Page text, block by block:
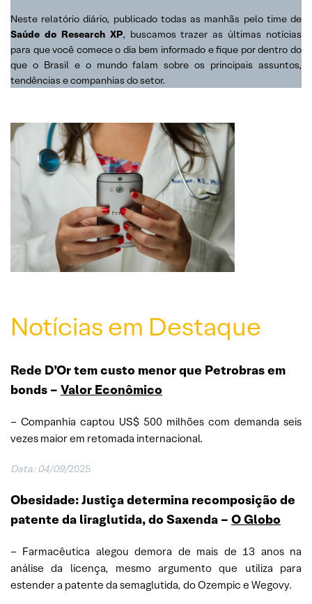
Neste relatório diário, publicado todas as manhãs pelo time de
Saúde do Research XP, buscamos trazer as últimas notícias
para que você comece o dia bem informado e fique por dentro do
que o Brasil e o mundo falam sobre os principais assuntos,
tendências e companhias do setor.
Notícias em Destaque
Rede D’Or tem custo menor que Petrobras em
bonds – Valor Econômico
– Companhia captou US$ 500 milhões com demanda seis
vezes maior em retomada internacional.
Data: 04/09/2025
Obesidade: Justiça determina recomposição de
patente da liraglutida, do Saxenda – O Globo
– Farmacêutica alegou demora de mais de 13 anos na
análise da licença, mesmo argumento que utiliza para
estender a patente da semaglutida, do Ozempic e Wegovy.